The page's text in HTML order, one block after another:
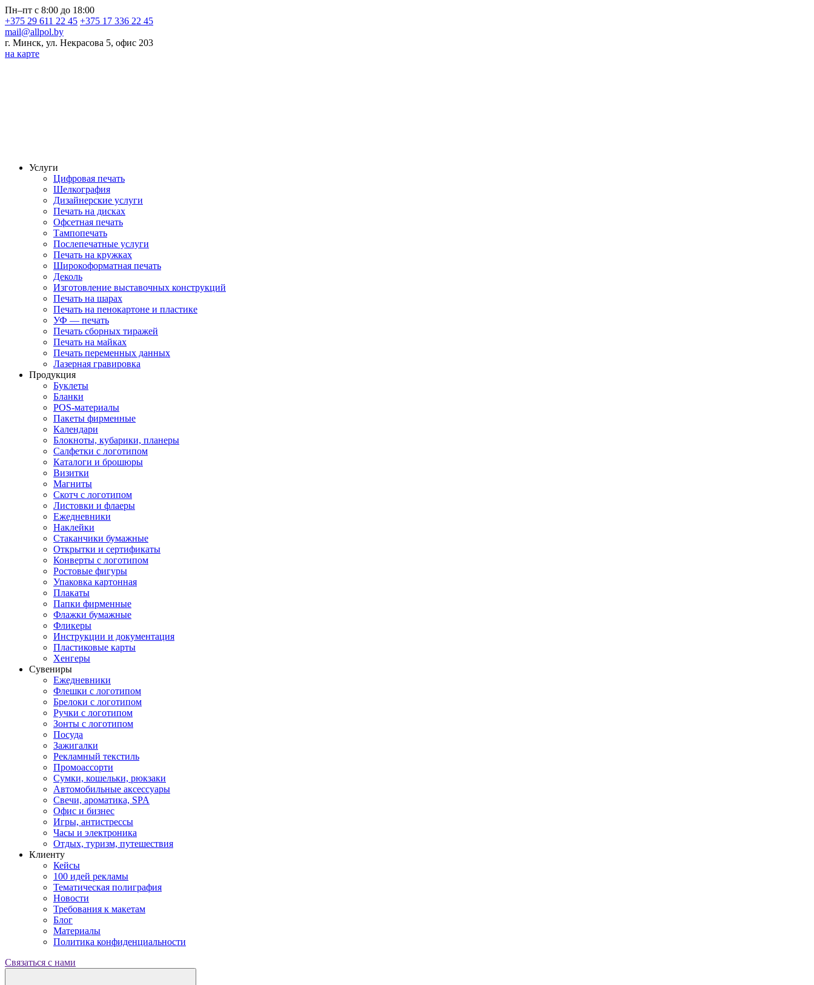
Пн–пт с 8:00 до 18:00
+375 29 611 22 45 +375 17 336 22 45
mail@allpol.by
г. Минск, ул. Некрасова 5, офис 203
на карте
Услуги
Цифровая печать
Шелкография
Дизайнерские услуги
Печать на дисках
Офсетная печать
Тампопечать
Послепечатные услуги
Печать на кружках
Широкоформатная печать
Деколь
Изготовление выставочных конструкций
Печать на шарах
Печать на пенокартоне и пластике
УФ — печать
Печать сборных тиражей
Печать на майках
Печать переменных данных
Лазерная гравировка
Продукция
Буклеты
Бланки
POS-материалы
Пакеты фирменные
Календари
Блокноты, кубарики, планеры
Салфетки с логотипом
Каталоги и брошюры
Визитки
Магниты
Скотч с логотипом
Листовки и флаеры
Ежедневники
Наклейки
Стаканчики бумажные
Открытки и сертификаты
Конверты с логотипом
Ростовые фигуры
Упаковка картонная
Плакаты
Папки фирменные
Флажки бумажные
Фликеры
Инструкции и документация
Пластиковые карты
Хенгеры
Сувениры
Ежедневники
Флешки с логотипом
Брелоки с логотипом
Ручки с логотипом
Зонты с логотипом
Посуда
Зажигалки
Рекламный текстиль
Промоассорти
Сумки, кошельки, рюкзаки
Автомобильные аксессуары
Свечи, ароматика, SPA
Офис и бизнес
Игры, антистрессы
Часы и электроника
Отдых, туризм, путешествия
Клиенту
Кейсы
100 идей рекламы
Тематическая полиграфия
Новости
Требования к макетам
Блог
Материалы
Политика конфиденциальности
Связаться с нами